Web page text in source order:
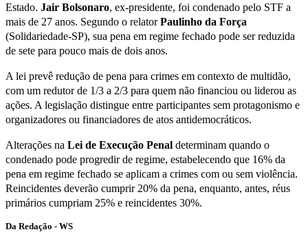
Estado. Jair Bolsonaro, ex-presidente, foi condenado pelo STF a
mais de 27 anos. Segundo o relatorPaulinho da Força
(Solidariedade-SP), sua pena em regime fechado pode ser reduzida
de sete para pouco mais de dois anos.
A lei prevê redução de pena para crimes em contexto de multidão,
com um redutor de 1/3 a 2/3 para quem não financiou ou liderou as
ações. A legislação distingue entre participantes sem protagonismo e
organizadores ou financiadores de atos antidemocráticos.
Alterações na Lei de Execução Penal determinam quando o
condenado pode progredir de regime, estabelecendo que 16% da
pena em regime fechado se aplicam a crimes com ou sem violência.
Reincidentes deverão cumprir 20% da pena, enquanto, antes, réus
primários cumpriam 25% e reincidentes 30%.
Da Redação - WS